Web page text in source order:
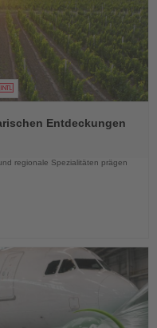
Entdeckungen
regionale Spezialitäten prägen